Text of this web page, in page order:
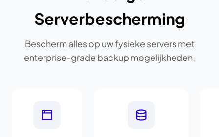
Serverbescherming
Bescherm alles op uw fysieke servers met
enterprise-grade backup mogelijkheden.